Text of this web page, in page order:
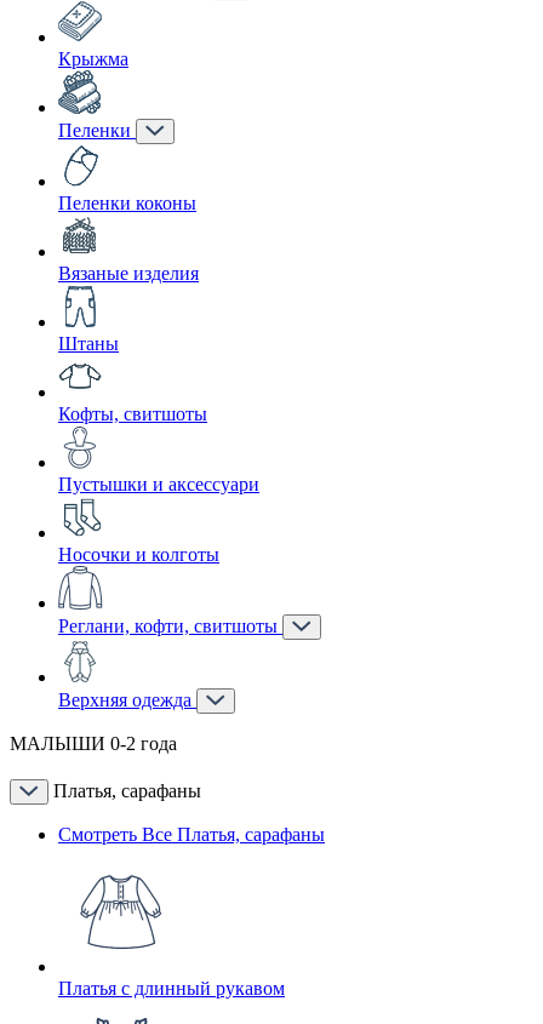
Крыжма
Пеленки
Пеленки коконы
Вязаные изделия
Штаны
Кофты, свитшоты
Пустышки и аксессуари
Носочки и колготы
Реглани, кофти, свитшоты
Верхняя одежда
МАЛЫШИ 0-2 года
Платья, сарафаны
Смотреть Все Платья, сарафаны
Платья с длинный рукавом